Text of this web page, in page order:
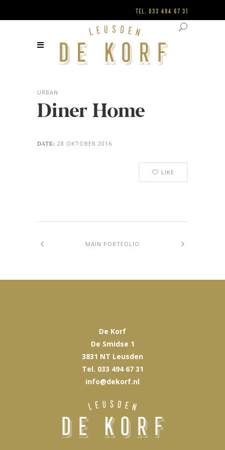
Tel. 033 494 67 31
URBAN
Diner Home
DATE: 28 OKTOBER 2016
LIKE
MAIN PORTFOLIO
De Korf
De Smidse 1
3831 NT Leusden
Tel. 033 494 67 31
info@dekorf.nl